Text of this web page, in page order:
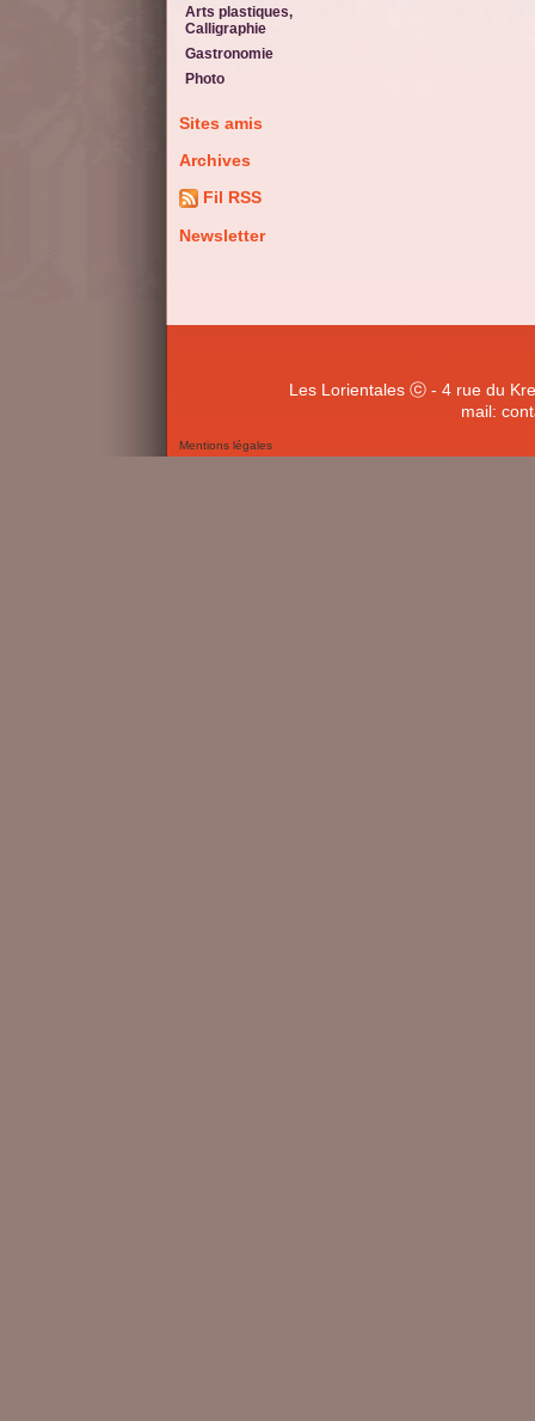
Arts plastiques,
Calligraphie
Gastronomie
Photo
Sites amis
Archives
Fil RSS
Newsletter
Les Lorientales ⓒ - 4 rue du
mail:
Mentions légales